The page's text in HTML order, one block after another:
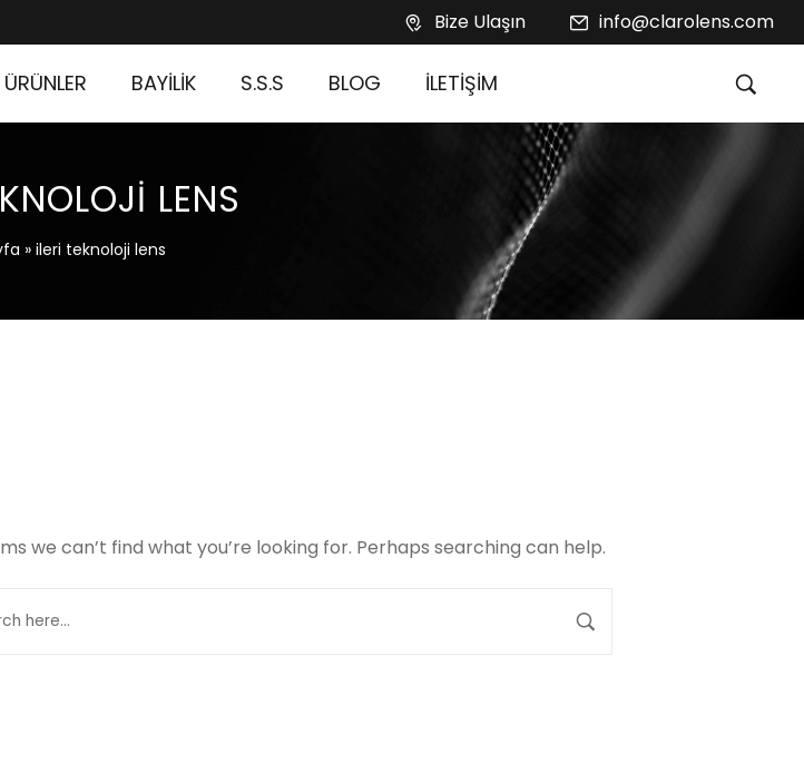
Bize Ulaşın info@clarolens.com
ÜRÜNLER BAYİLİK S.S.S BLOG İLETİŞİM
LENS
» ileri teknoloji lens
we can’t find what you’re looking for. Perhaps searching can help.